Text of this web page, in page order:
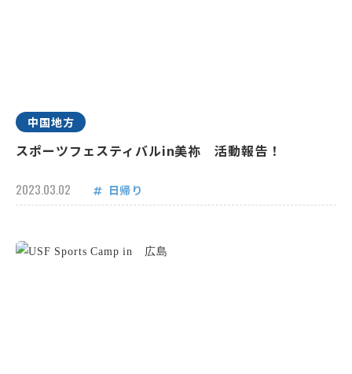
中国地方
スポーツフェスティバルin美祢 活動報告！
2023.03.02 日帰り